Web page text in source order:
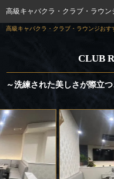
高級キャバクラ・クラブ・ラウ
高級キャバクラ・クラブ・ラウンジおす
CLUB
～洗練された美しさが際立